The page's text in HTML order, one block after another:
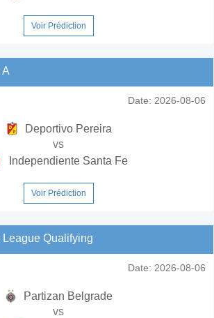
Voir Prédiction
Date: 2026-08-06
Deportivo Pereira
vs
Independiente Santa Fe
Voir Prédiction
Qualifying
Date: 2026-08-06
Partizan Belgrade
vs